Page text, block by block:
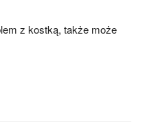
z kostką, także może